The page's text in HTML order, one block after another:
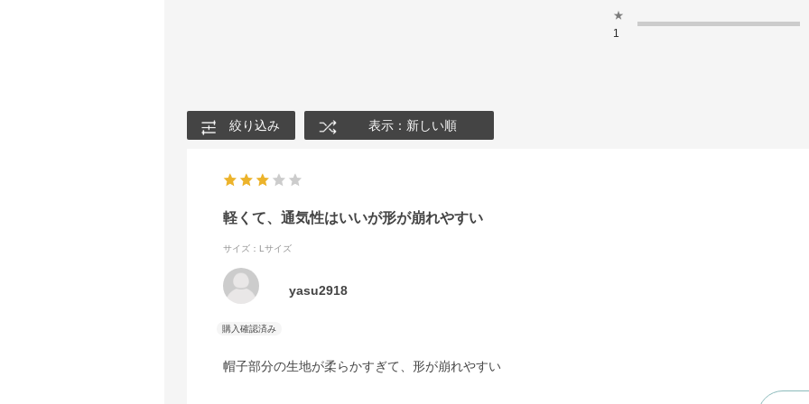
★
1
絞り込み 表示：新しい順
軽くて、通気性はいいが形が崩れやすい
サイズ：Lサイズ
yasu2918
帽子部分の生地が柔らかすぎて、形が崩れやすい